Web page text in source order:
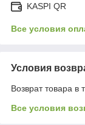
KASPI QR
Все условия
Условия
Возврат товара в
Все условия